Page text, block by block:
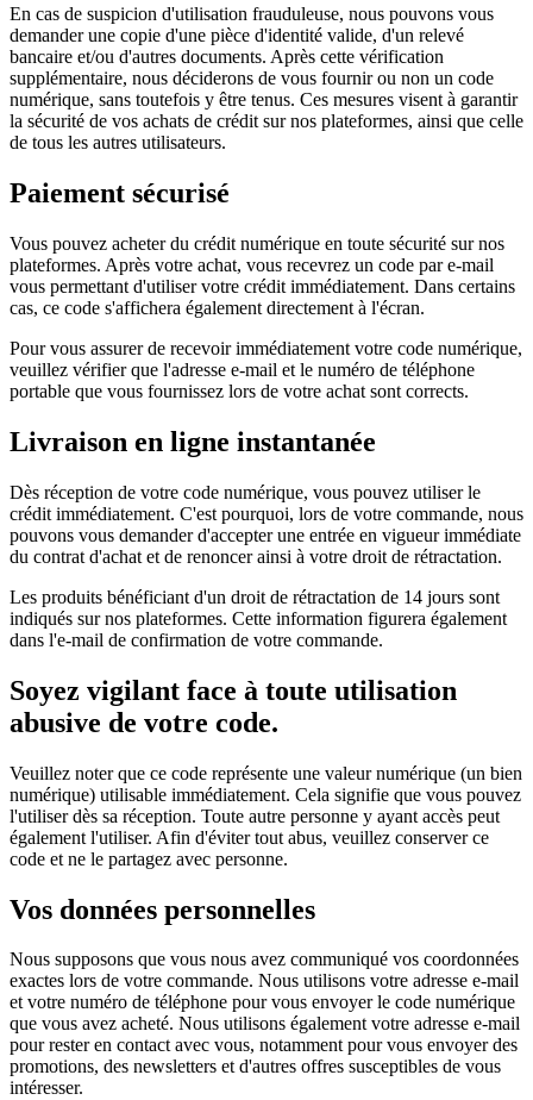
En cas de suspicion d'utilisation frauduleuse, nous pouvons vous
demander une copie d'une pièce d'identité valide, d'un relevé
bancaire et/ou d'autres documents. Après cette vérification
supplémentaire, nous déciderons de vous fournir ou non un code
numérique, sans toutefois y être tenus. Ces mesures visent à garantir
la sécurité de vos achats de crédit sur nos plateformes, ainsi que celle
de tous les autres utilisateurs.
Paiement sécurisé
Vous pouvez acheter du crédit numérique en toute sécurité sur nos
plateformes. Après votre achat, vous recevrez un code par e-mail
vous permettant d'utiliser votre crédit immédiatement. Dans certains
cas, ce code s'affichera également directement à l'écran.
Pour vous assurer de recevoir immédiatement votre code numérique,
veuillez vérifier que l'adresse e-mail et le numéro de téléphone
portable que vous fournissez lors de votre achat sont corrects.
Livraison en ligne instantanée
Dès réception de votre code numérique, vous pouvez utiliser le
crédit immédiatement. C'est pourquoi, lors de votre commande, nous
pouvons vous demander d'accepter une entrée en vigueur immédiate
du contrat d'achat et de renoncer ainsi à votre droit de rétractation.
Les produits bénéficiant d'un droit de rétractation de 14 jours sont
indiqués sur nos plateformes. Cette information figurera également
dans l'e-mail de confirmation de votre commande.
Soyez vigilant face à toute utilisation
abusive de votre code.
Veuillez noter que ce code représente une valeur numérique (un bien
numérique) utilisable immédiatement. Cela signifie que vous pouvez
l'utiliser dès sa réception. Toute autre personne y ayant accès peut
également l'utiliser. Afin d'éviter tout abus, veuillez conserver ce
code et ne le partagez avec personne.
Vos données personnelles
Nous supposons que vous nous avez communiqué vos coordonnées
exactes lors de votre commande. Nous utilisons votre adresse e-mail
et votre numéro de téléphone pour vous envoyer le code numérique
que vous avez acheté. Nous utilisons également votre adresse e-mail
pour rester en contact avec vous, notamment pour vous envoyer des
promotions, des newsletters et d'autres offres susceptibles de vous
intéresser.